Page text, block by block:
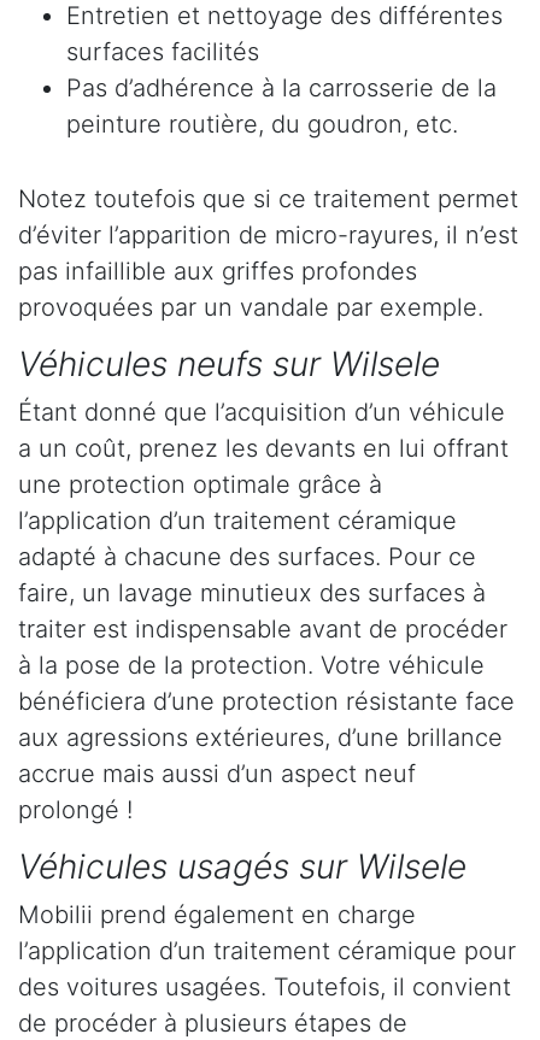
Entretien et nettoyage des différentes
surfaces facilités
Pas d’adhérence à la carrosserie de la
peinture routière, du goudron, etc.
Notez toutefois que si ce traitement permet
d’éviter l’apparition de micro-rayures, il n’est
pas infaillible aux griffes profondes
provoquées par un vandale par exemple.
Véhicules neufs sur Wilsele
Étant donné que l’acquisition d’un véhicule
a un coût, prenez les devants en lui offrant
une protection optimale grâce à
l’application d’un traitement céramique
adapté à chacune des surfaces. Pour ce
faire, un lavage minutieux des surfaces à
traiter est indispensable avant de procéder
à la pose de la protection. Votre véhicule
bénéficiera d’une protection résistante face
aux agressions extérieures, d’une brillance
accrue mais aussi d’un aspect neuf
prolongé !
Véhicules usagés sur Wilsele
Mobilii prend également en charge
l’application d’un traitement céramique pour
des voitures usagées. Toutefois, il convient
de procéder à plusieurs étapes de